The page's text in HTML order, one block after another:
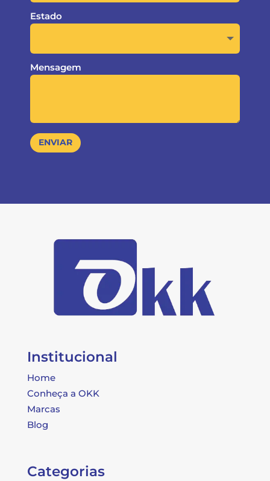
Estado
Mensagem
ENVIAR
Institucional
Home
Conheça a OKK
Marcas
Blog
Categorias